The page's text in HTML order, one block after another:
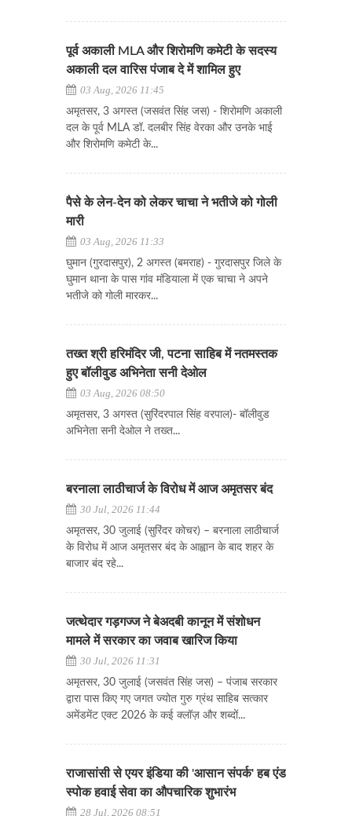
पूर्व अकाली MLA और शिरोमणि कमेटी के सदस्य
अकाली दल वारिस पंजाब दे में शामिल हुए
03 Aug, 2026 11:45
अमृतसर, 3 अगस्त (जसवंत सिंह जस) - शिरोमणि अकाली
दल के पूर्व MLA डॉ. दलबीर सिंह वेरका और उनके भाई
और शिरोमणि कमेटी के...
पैसे के लेन-देन को लेकर चाचा ने भतीजे को गोली
मारी
03 Aug, 2026 11:33
घुमान (गुरदासपुर), 2 अगस्त (बमराह) - गुरदासपुर जिले के
घुमान थाना के पास गांव मंडियाला में एक चाचा ने अपने
भतीजे को गोली मारकर...
तख्त श्री हरिमंदिर जी, पटना साहिब में नतमस्तक
हुए बॉलीवुड अभिनेता सनी देओल
03 Aug, 2026 08:50
अमृतसर, 3 अगस्त (सुरिंदरपाल सिंह वरपाल)- बॉलीवुड
अभिनेता सनी देओल ने तख्त...
बरनाला लाठीचार्ज के विरोध में आज अमृतसर बंद
30 Jul, 2026 11:44
अमृतसर, 30 जुलाई (सुरिंदर कोचर) – बरनाला लाठीचार्ज
के विरोध में आज अमृतसर बंद के आह्वान के बाद शहर के
बाजार बंद रहे...
जत्थेदार गड़गज्ज ने बेअदबी कानून में संशोधन
मामले में सरकार का जवाब खारिज किया
30 Jul, 2026 11:31
अमृतसर, 30 जुलाई (जसवंत सिंह जस) – पंजाब सरकार
द्वारा पास किए गए जगत ज्योत गुरु ग्रंथ साहिब सत्कार
अमेंडमेंट एक्ट 2026 के कई क्लॉज़ और शब्दों...
राजासांसी से एयर इंडिया की 'आसान संपर्क' हब एंड
स्पोक हवाई सेवा का औपचारिक शुभारंभ
28 Jul, 2026 08:51